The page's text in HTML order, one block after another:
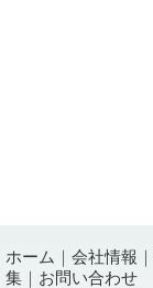
ホーム 会社情報
集
お問い合わせ